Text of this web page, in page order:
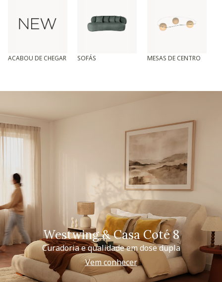
ACABOU DE CHEGAR SOFÁS MESAS DE CENTRO
Westwing & Casa Coté 8
Curadoria e qualidade em dose dupla
Vem conhecer